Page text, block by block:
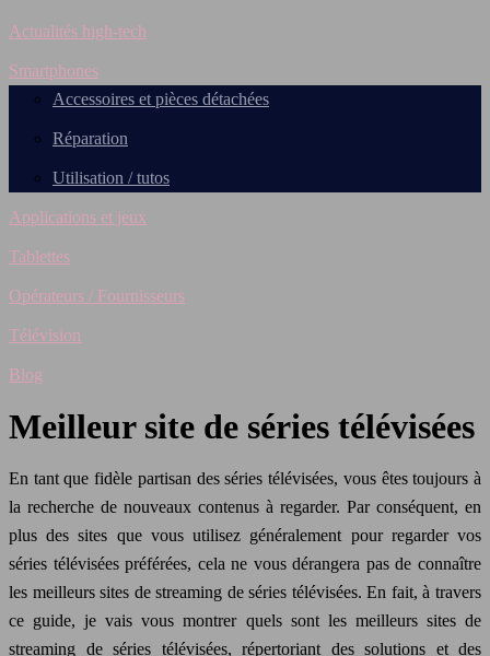
Actualités high-tech
Smartphones
Accessoires et pièces détachées
Réparation
Utilisation / tutos
Applications et jeux
Tablettes
Opérateurs / Fournisseurs
Télévision
Blog
Meilleur site de séries télévisées
En tant que fidèle partisan des séries télévisées, vous êtes toujours à
la recherche de nouveaux contenus à regarder. Par conséquent, en
plus des sites que vous utilisez généralement pour regarder vos
séries télévisées préférées, cela ne vous dérangera pas de connaître
les meilleurs sites de streaming de séries télévisées. En fait, à travers
ce guide, je vais vous montrer quels sont les meilleurs sites de
streaming de séries télévisées, répertoriant des solutions et des